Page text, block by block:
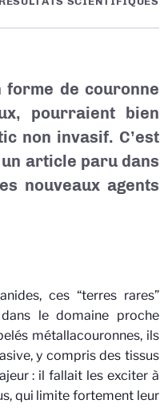
forme de couronne
pourraient bien
non invasif. C’est
article paru dans
nouveaux agents
ces “terres rares”
le domaine proche
métallacouronnes, ils
y compris des tissus
: il fallait les exciter à
qui limite fortement leur